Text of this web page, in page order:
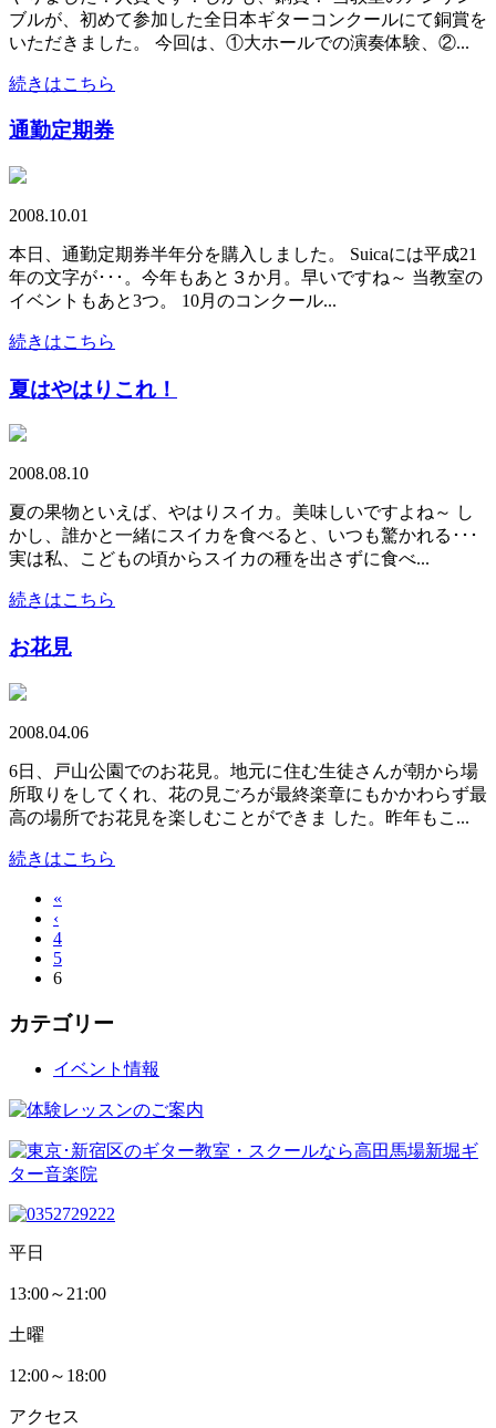
ブルが、初めて参加した全日本ギターコンクールにて銅賞を
いただきました。 今回は、①大ホールでの演奏体験、②...
続きはこちら
通勤定期券
2008.10.01
本日、通勤定期券半年分を購入しました。 Suicaには平成21
年の文字が･･･。今年もあと３か月。早いですね～ 当教室の
イベントもあと3つ。 10月のコンクール...
続きはこちら
夏はやはりこれ！
2008.08.10
夏の果物といえば、やはりスイカ。美味しいですよね～ し
かし、誰かと一緒にスイカを食べると、いつも驚かれる･･･
実は私、こどもの頃からスイカの種を出さずに食べ...
続きはこちら
お花見
2008.04.06
6日、戸山公園でのお花見。地元に住む生徒さんが朝から場
所取りをしてくれ、花の見ごろが最終楽章にもかかわらず最
高の場所でお花見を楽しむことができま した。昨年もこ...
続きはこちら
«
‹
4
5
6
カテゴリー
イベント情報
平日
13:00～21:00
土曜
12:00～18:00
アクセス